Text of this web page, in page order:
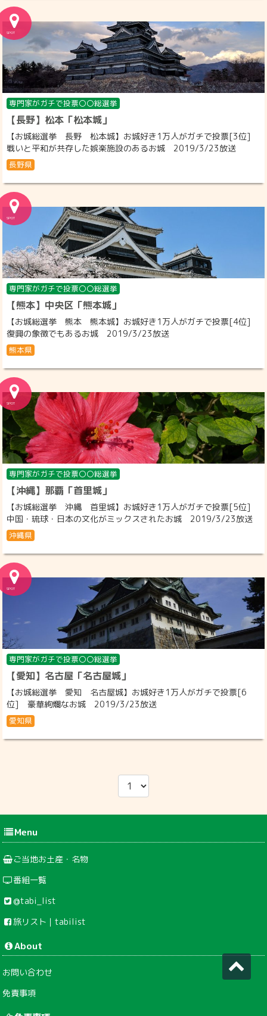
専門家がガチで投票〇〇総選挙
【長野】松本「松本城」
【お城総選挙 長野 松本城】お城好き1万人がガチで投票[3位]
戦いと平和が共存した娯楽施設のあるお城 2019/3/23放送
長野県
専門家がガチで投票〇〇総選挙
【熊本】中央区「熊本城」
【お城総選挙 熊本 熊本城】お城好き1万人がガチで投票[4位]
復興の象徴でもあるお城 2019/3/23放送
熊本県
専門家がガチで投票〇〇総選挙
【沖縄】那覇「首里城」
【お城総選挙 沖縄 首里城】お城好き1万人がガチで投票[5位]
中国・琉球・日本の文化がミックスされたお城 2019/3/23放送
沖縄県
専門家がガチで投票〇〇総選挙
【愛知】名古屋「名古屋城」
【お城総選挙 愛知 名古屋城】お城好き1万人がガチで投票[6
位] 豪華絢爛なお城 2019/3/23放送
愛知県
Menu
ご当地お土産・名物
番組一覧
@tabi_list
旅リスト｜tabilist
About
お問い合わせ
免責事項